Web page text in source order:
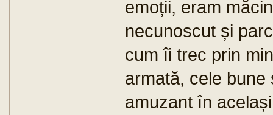
emoții, eram
necunoscut și
cum îi trec prin
armată, cele
amuzant în